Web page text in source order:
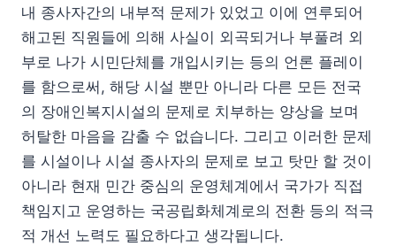
내 종사자간의 내부적 문제가 있었고 이에 연루되어
해고된 직원들에 의해 사실이 외곡되거나 부풀려 외
부로 나가 시민단체를 개입시키는 등의 언론 플레이
를 함으로써, 해당 시설 뿐만 아니라 다른 모든 전국
의 장애인복지시설의 문제로 치부하는 양상을 보며
허탈한 마음을 감출 수 없습니다. 그리고 이러한 문제
를 시설이나 시설 종사자의 문제로 보고 탓만 할 것이
아니라 현재 민간 중심의 운영체계에서 국가가 직접
책임지고 운영하는 국공립화체계로의 전환 등의 적극
적 개선 노력도 필요하다고 생각됩니다.